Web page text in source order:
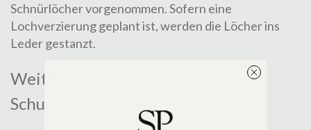
Schnürlöcher vorgenommen. Sofern eine
Lochverzierunggeplant ist, werden die Löcher ins
Leder gestanzt.
Weitere Abteilungen der
Schuhherstellung